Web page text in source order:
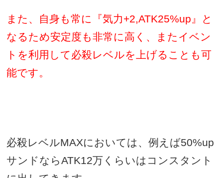
また、自身も常に『気力+2,ATK25%up』と
なるため安定度も非常に高く、またイベン
トを利用して必殺レベルを上げることも可
能です。
必殺レベルMAXにおいては、例えば50%up
サンドならATK12万くらいはコンスタント